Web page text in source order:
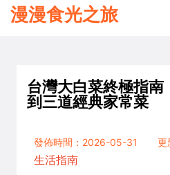
漫漫食光之旅
台灣大白菜終極指
到三道經典家常菜
發佈時間：2026-05-31
更
生活指南